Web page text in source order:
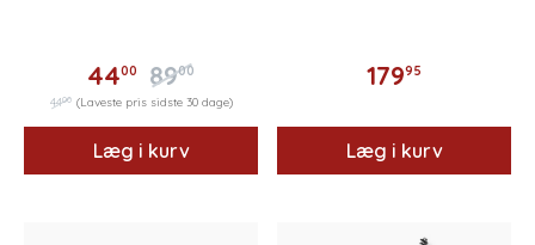
4400 8900
4400 (Laveste pris sidste 30 dage)
Læg i kurv
17995
Læg i kurv